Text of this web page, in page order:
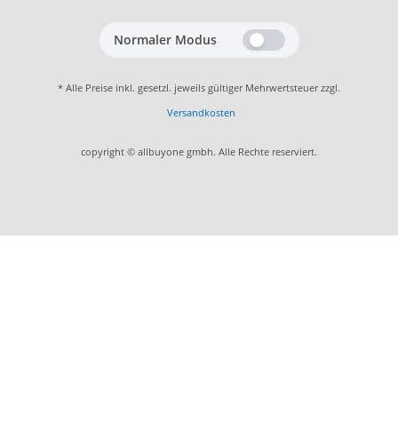
Normaler Modus
* Alle Preise inkl. gesetzl. jeweils gültiger Mehrwertsteuer zzgl.
Versandkosten
copyright © allbuyone gmbh. Alle Rechte reserviert.